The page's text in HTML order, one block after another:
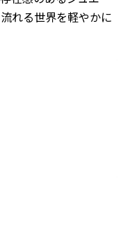
れる世界を軽やかに